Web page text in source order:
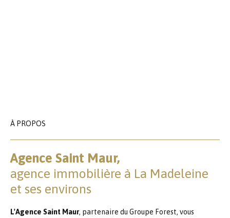
À PROPOS
Agence Saint Maur,
agence immobilière à La Madeleine
et ses environs
L'Agence Saint Maur, partenaire du Groupe Forest, vous